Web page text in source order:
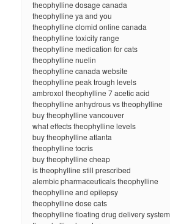
theophylline dosage canada
theophylline ya and you
theophylline clomid online canada
theophylline toxicity range
theophylline medication for cats
theophylline nuelin
theophylline canada website
theophylline peak trough levels
ambroxol theophylline 7 acetic acid
theophylline anhydrous vs theophylline
buy theophylline vancouver
what effects theophylline levels
buy theophylline atlanta
theophylline tocris
buy theophylline cheap
is theophylline still prescribed
alembic pharmaceuticals theophylline
theophylline and epilepsy
theophylline dose cats
theophylline floating drug delivery system